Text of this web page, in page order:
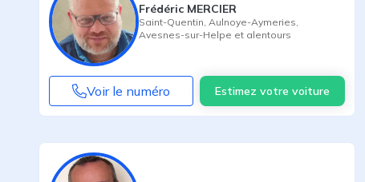
Frédéric MERCIER
Saint-Quentin Aulnoye-Aymeries
Avesnes-sur-Helpe et alentours
Voir le numéro Estimez votre voiture